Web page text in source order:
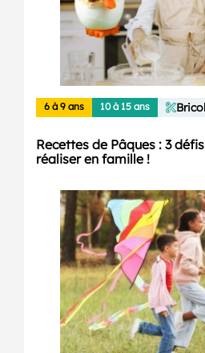
6 à 9 ans 10 à 15 ans
Recettes de Pâques : 3
réaliser en famille !